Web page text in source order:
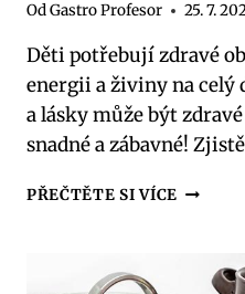
OdGastro Profesor 25. 7.
Děti potřebují zdravé
energii a živiny na
a lásky může být
snadné a zábavné!
PŘEČTĚTE SI VÍCE ZDRAVÉ
ZÁBAVA